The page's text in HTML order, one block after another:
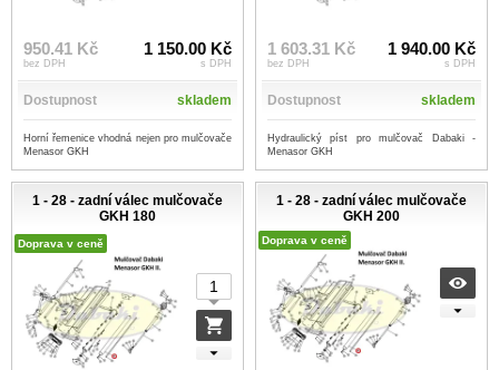
950.41 Kč
bez DPH
1 150.00 Kč
s DPH
Dostupnost skladem
Horní řemenice vhodná nejen pro mulčovače
Menasor GKH
1 603.31 Kč
bez DPH
1 940.00 Kč
s DPH
Dostupnost skladem
Hydraulický píst pro mulčovač Dabaki -
Menasor GKH
1 - 28 - zadní válec mulčovače
GKH 180
Doprava v ceně
1 - 28 - zadní válec mulčovače
GKH 200
Doprava v ceně